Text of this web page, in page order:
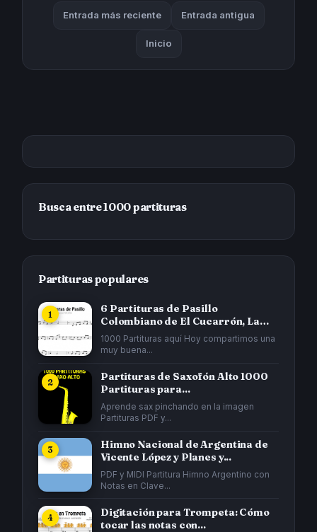
Entrada más reciente Entrada antigua
Inicio
Busca entre 1000 partituras
Partituras populares
6 Partituras de Pasillo
Colombiano de El Cucarrón, La
Gata...
1000 Partituras aquí Hoy compartimos una
muy buena...
Partituras de Saxofón Alto 1000
Partituras para...
Aprende sax pinchando en la imagen
Partituras PDF y...
Himno Nacional de Argentina de
Vicente López y Planes y...
PDF y MIDI Partitura Himno Argentino con
Notas en Clave...
Digitación para Trompeta: Cómo
tocar las notas con...